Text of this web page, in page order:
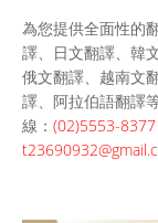
為您提供全面性的
譯、日文翻譯、韓
俄文翻譯、越南文
譯、阿拉伯語翻譯
線： (02)5553-8377